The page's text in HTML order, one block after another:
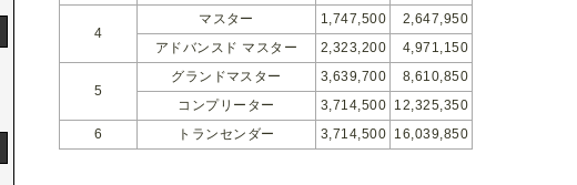
4
マスター 1,747,500
2,647,950
アドバンスド マスター
2,323,200 4,971,150
5
グランドマスター 3,639,700
8,610,850
コンプリーター
3,714,500 12,325,350
6
トランセンダー 3,714,500 16,039,850